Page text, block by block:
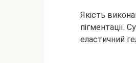
Якість
пігментації.
еластичний